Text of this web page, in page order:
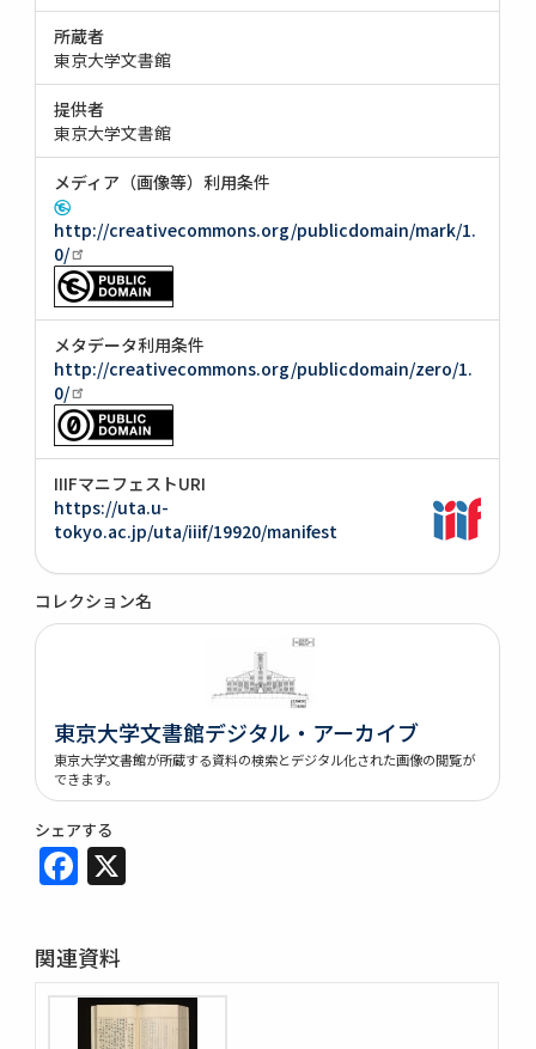
所蔵者
東京大学文書館
提供者
東京大学文書館
メディア（画像等）利用条件
http://creativecommons.org/publicdomain/mark/1.
0/
メタデータ利用条件
http://creativecommons.org/publicdomain/zero/1.
0/
IIIFマニフェストURI
https://uta.u-
tokyo.ac.jp/uta/iiif/19920/manifest
コレクション名
東京大学文書館デジタル・アーカイブ
東京大学文書館が所蔵する資料の検索とデジタル化された画像の閲覧が
できます。
シェアする
Facebook
関連資料